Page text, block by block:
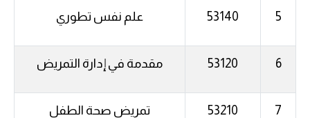
5
53140 علم نفس تطوري
6
53120 مقدمة في إدارة التمريض
7
53210 تمريض صحة الطفل